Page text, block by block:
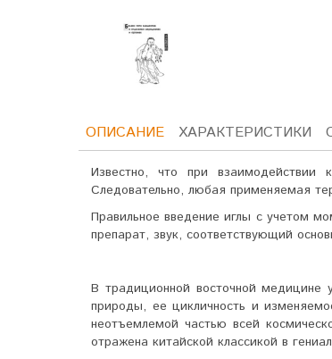
ОПИСАНИЕ ХАРАКТЕРИСТИКИ
Известно, что при взаимодействии
Следовательно, любая применяемая
Правильное введение иглы с учетом
препарат, звук, соответствующий
В традиционной восточной медицине
природы, ее цикличность и
неотъемлемой частью всей
отражена китайс­кой классикой в